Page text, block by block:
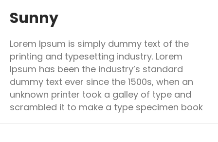
Sunny
Lorem Ipsum is simply dummy text of the
printing and typesetting industry. Lorem
Ipsum has been the industry’s standard
dummy text ever since the 1500s, when an
unknown printer took a galley of type and
scrambled it to make a type specimen book